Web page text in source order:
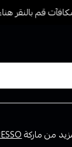
قم بالنقر هناء
من ماركة